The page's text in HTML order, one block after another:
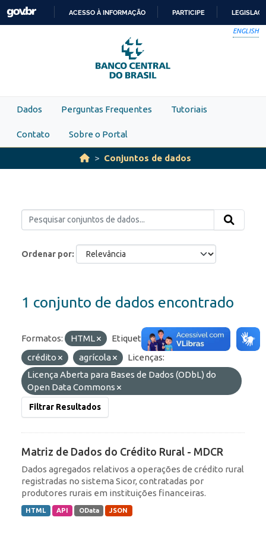
Skip to main content
PARA
O
CONTEÚDO
ACESSO À INFORMAÇÃO PARTICIPE
ENGLISH
Dados Perguntas Frequentes Tutoriais
Contato Sobre o Portal
Conjuntos de dados
Ordenar por
1 conjunto de dados encontrado
Formatos: HTML Etiquetas:
proagro
crédito
agrícola
Licenças:
Licença Aberta para Bases de Dados (ODbL) do
Open Data Commons
Filtrar Resultados
Matriz de Dados do Crédito Rural - MDCR
Dados agregados relativos a operações de crédito rural
registradas no sistema Sicor, contratadas por
produtores rurais em instituições financeiras.
HTML API OData JSON